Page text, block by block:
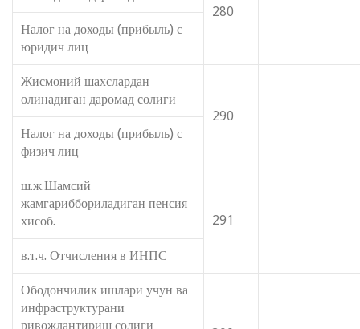
280
Налог на доходы (прибыль) с
юридич лиц
Жисмоний шахслардан
олинадиган даромад солиги
290
Налог на доходы (прибыль) с
физич лиц
ш.ж.Шамсий
жамгариббориладиган пенсия
хисоб.
291
в.т.ч. Отчисления в ИНПС
Ободончилик ишлари учун ва
инфраструктурани
ривожлантириш солиги